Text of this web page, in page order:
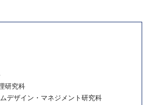
研究科
デザイン・マネジメント研究科